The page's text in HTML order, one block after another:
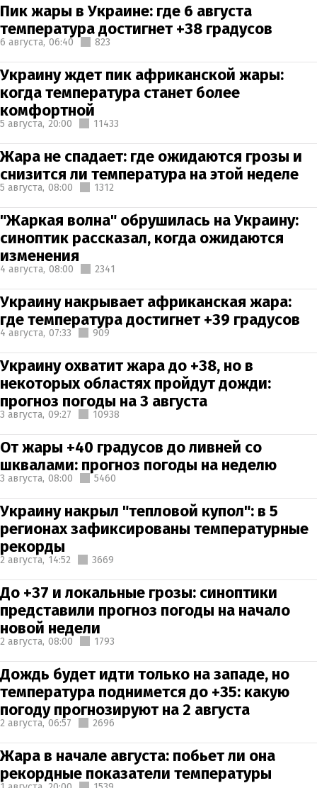
Пик жары в Украине: где 6 августа
температура достигнет +38 градусов
6 августа, 06:40 823
Украину ждет пик африканской жары:
когда температура станет более
комфортной
5 августа, 20:00 11433
Жара не спадает: где ожидаются грозы и
снизится ли температура на этой неделе
5 августа, 08:00 1312
"Жаркая волна" обрушилась на Украину:
синоптик рассказал, когда ожидаются
изменения
4 августа, 08:00 2341
Украину накрывает африканская жара:
где температура достигнет +39 градусов
4 августа, 07:33 909
Украину охватит жара до +38, но в
некоторых областях пройдут дожди:
прогноз погоды на 3 августа
3 августа, 09:27 10938
От жары +40 градусов до ливней со
шквалами: прогноз погоды на неделю
3 августа, 08:00 5460
Украину накрыл "тепловой купол": в 5
регионах зафиксированы температурные
рекорды
2 августа, 14:52 3669
До +37 и локальные грозы: синоптики
представили прогноз погоды на начало
новой недели
2 августа, 08:00 1793
Дождь будет идти только на западе, но
температура поднимется до +35: какую
погоду прогнозируют на 2 августа
2 августа, 06:57 2696
Жара в начале августа: побьет ли она
рекордные показатели температуры